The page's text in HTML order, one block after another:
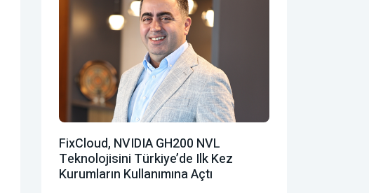
FixCloud, NVIDIA GH200 NVL
Teknolojisini Türkiye’de Ilk Kez
Kurumların Kullanımına Açtı